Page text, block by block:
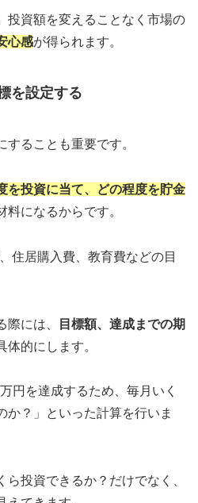
投資額を変えることなく市場の
心感が得られます。
を設定する
することも重要です。
を投資に当て、どの程度を貯金
料になるからです。
住居購入費、教育費などの目
には、
目標額、達成までの期
体的にします。
円を達成するため、毎月いく
か？」といった計算を行いま
ら投資できるか？だけでなく、